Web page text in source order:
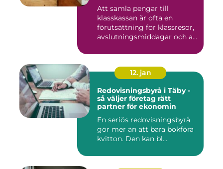
Att samla pengar till
klasskassan är ofta en
förutsättning för klassresor,
avslutningsmiddagar och a...
12. jan
Redovisningsbyrå i Täby -
så väljer företag rätt
partner för ekonomin
En seriös redovisningsbyrå
gör mer än att bara bokföra
kvitton. Den kan bl...